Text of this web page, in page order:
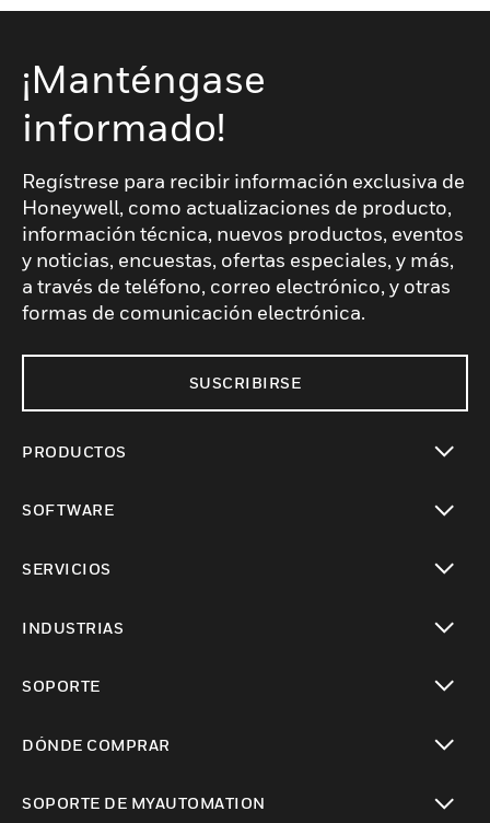
¡Manténgase
informado!
Regístrese para recibir información exclusiva de
Honeywell, como actualizaciones de producto,
información técnica, nuevos productos, eventos
y noticias, encuestas, ofertas especiales, y más,
a través de teléfono, correo electrónico, y otras
formas de comunicación electrónica.
SUSCRIBIRSE
PRODUCTOS
SOFTWARE
SERVICIOS
INDUSTRIAS
SOPORTE
DÓNDE COMPRAR
SOPORTE DE MYAUTOMATION